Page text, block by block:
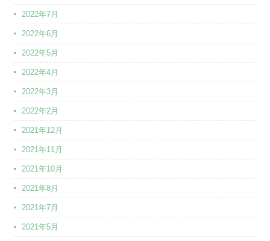
2022年7月
2022年6月
2022年5月
2022年4月
2022年3月
2022年2月
2021年12月
2021年11月
2021年10月
2021年8月
2021年7月
2021年5月